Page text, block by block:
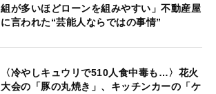
組が多いほどローンを組みやすい」不動産屋
に言われた“芸能人ならではの事情”
〈冷やしキュウリで510人食中毒も…〉花火
大会の「豚の丸焼き」、キッチンカーの「ケ